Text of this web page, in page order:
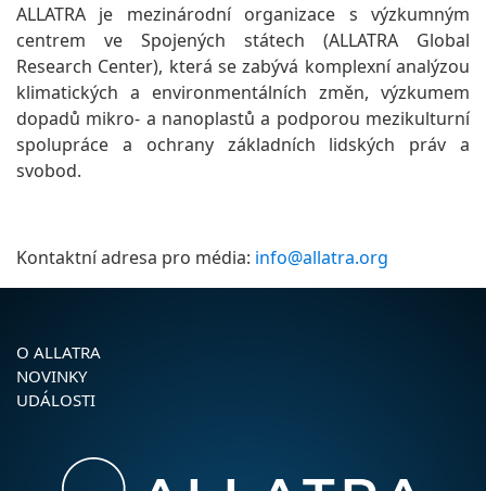
ALLATRA je mezinárodní organizace s výzkumným
centrem ve Spojených státech (ALLATRA Global
Research Center), která se zabývá komplexní analýzou
klimatických a environmentálních změn, výzkumem
dopadů mikro- a nanoplastů a podporou mezikulturní
spolupráce a ochrany základních lidských práv a
svobod.
Kontaktní adresa pro média: info@allatra.org
O ALLATRA
NOVINKY
UDÁLOSTI